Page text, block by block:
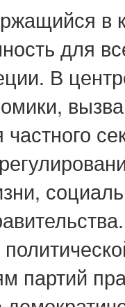
в
для
В
партий